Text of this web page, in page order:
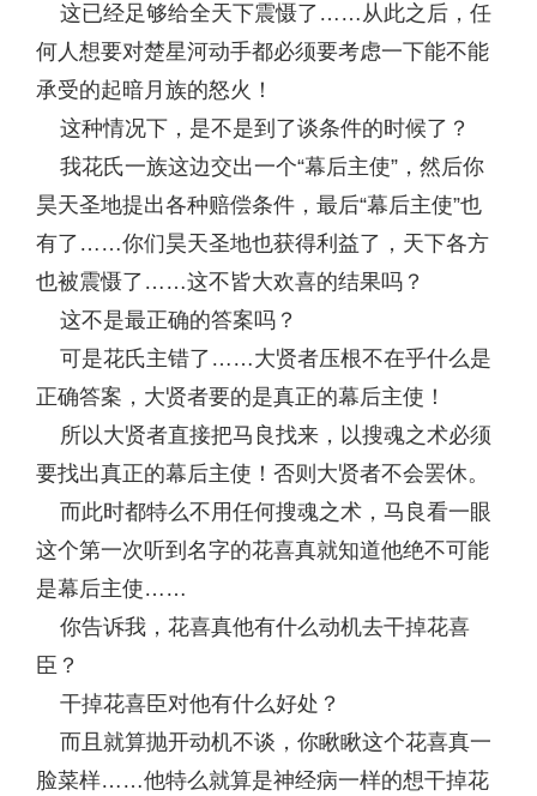
这已经足够给全天下震慑了……从此之后，任
何人想要对楚星河动手都必须要考虑一下能不能
承受的起暗月族的怒火！
这种情况下，是不是到了谈条件的时候了？
我花氏一族这边交出一个“幕后主使”，然后你
昊天圣地提出各种赔偿条件，最后“幕后主使”也
有了……你们昊天圣地也获得利益了，天下各方
也被震慑了……这不皆大欢喜的结果吗？
这不是最正确的答案吗？
可是花氏主错了……大贤者压根不在乎什么是
正确答案，大贤者要的是真正的幕后主使！
所以大贤者直接把马良找来，以搜魂之术必须
要找出真正的幕后主使！否则大贤者不会罢休。
而此时都特么不用任何搜魂之术，马良看一眼
这个第一次听到名字的花喜真就知道他绝不可能
是幕后主使……
你告诉我，花喜真他有什么动机去干掉花喜
臣？
干掉花喜臣对他有什么好处？
而且就算抛开动机不谈，你瞅瞅这个花喜真一
脸菜样……他特么就算是神经病一样的想干掉花